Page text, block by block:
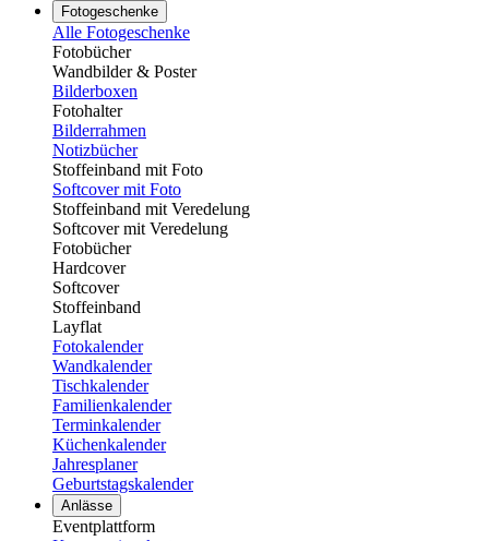
Fotogeschenke
Alle Fotogeschenke
Fotobücher
Wandbilder & Poster
Bilderboxen
Fotohalter
Bilderrahmen
Notizbücher
Stoffeinband mit Foto
Softcover mit Foto
Stoffeinband mit Veredelung
Softcover mit Veredelung
Fotobücher
Hardcover
Softcover
Stoffeinband
Layflat
Fotokalender
Wandkalender
Tischkalender
Familienkalender
Terminkalender
Küchenkalender
Jahresplaner
Geburtstagskalender
Anlässe
Eventplattform